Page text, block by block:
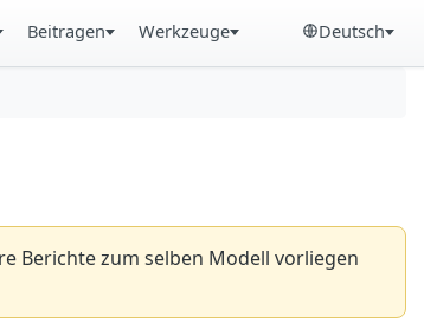
Beitragen Werkzeuge Deutsch
Berichte zum selben Modell vorliegen